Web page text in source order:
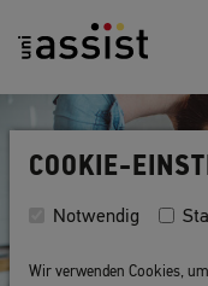
COOKIE-
Notwendig
Wir verwenden Cookies,